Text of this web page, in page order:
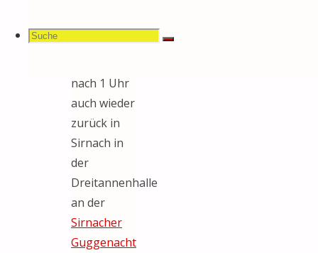
Suche
Suchen
Suche
konnten wir
nach 1 Uhr
auch wieder
zurück in
Sirnach in
der
Dreitannenhalle
an der
Sirnacher
Guggenacht